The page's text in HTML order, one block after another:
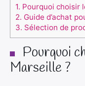
1. Pourquoi choisir
2. Guide d’achat
3. Sélection de
Pourquoi
Marseille ?